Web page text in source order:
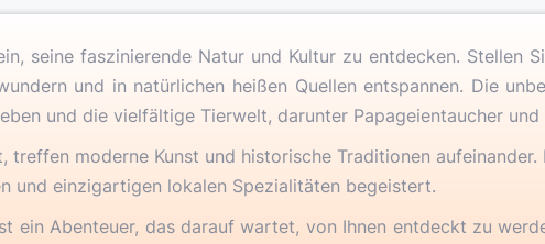
seine faszinierende Natur und Kultur zu entdecken. Stellen
und in natürlichen heißen Quellen entspannen. Die
und die vielfältige Tierwelt, darunter Papageientaucher und
moderne Kunst und historische Traditionen
und einzigartigen lokalen Spezialitäten begeistert.
ein Abenteuer, das darauf wartet, von Ihnen entdeckt zu